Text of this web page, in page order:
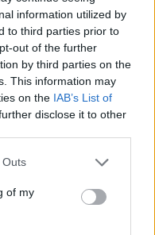
information utilized by
to third parties prior to
out of the further
by third parties on the
This information may
on the IAB’s List of
disclose it to other
Outs
of my
άλλων σε
να
για τις πράξεις
χωρίς να ξέρει
ο
να